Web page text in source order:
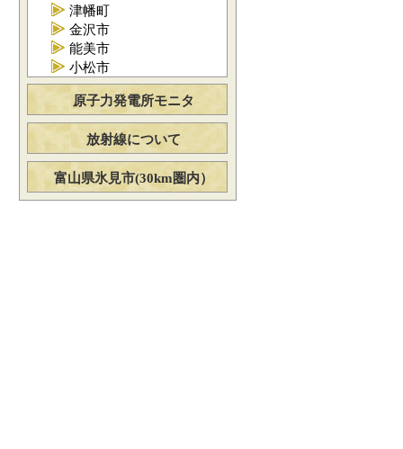
津幡町
金沢市
能美市
小松市
原子力発電所モニタ
放射線について
富山県氷見市(30km圏内）